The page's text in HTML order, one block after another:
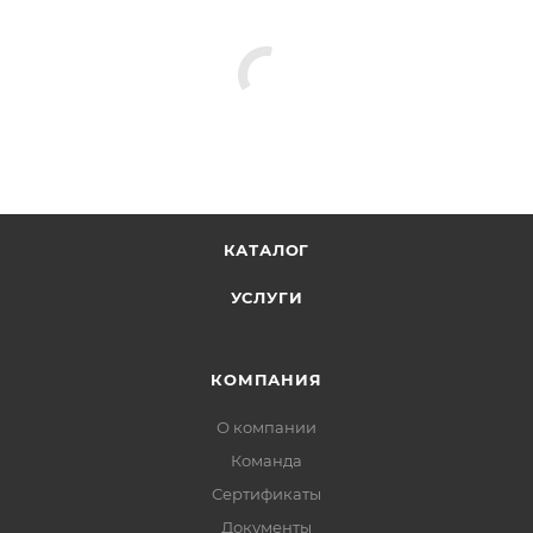
КАТАЛОГ
УСЛУГИ
КОМПАНИЯ
О компании
Команда
Сертификаты
Документы